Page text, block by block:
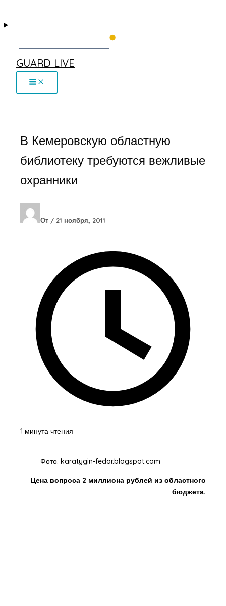
GUARD LIVE
В Кемеровскую областную
библиотеку требуются вежливые
охранники
От / 21 ноября, 2011
1 минута чтения
Фото: karatygin-fedor.blogspot.com
Цена вопроса 2 миллиона рублей из областного
бюджета.